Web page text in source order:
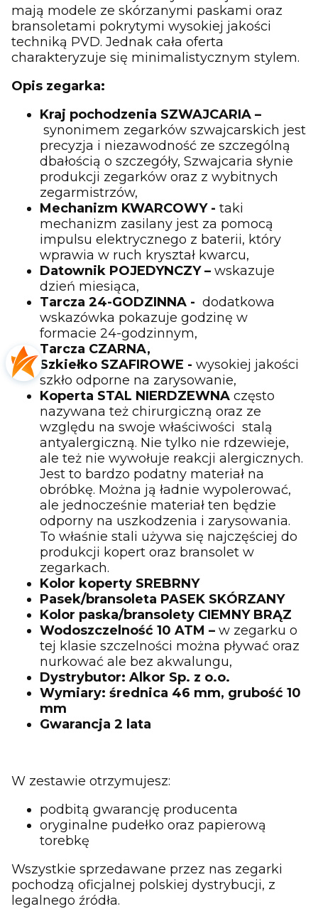
mają modele ze skórzanymi paskami oraz
bransoletami pokrytymi wysokiej jakości
techniką PVD. Jednak cała oferta
charakteryzuje się minimalistycznym stylem.
Opis zegarka:
Kraj pochodzenia SZWAJCARIA –
synonimem zegarków szwajcarskich jest
precyzja i niezawodność ze szczególną
dbałością o szczegóły, Szwajcaria słynie
produkcji zegarków oraz z wybitnych
zegarmistrzów,
Mechanizm KWARCOWY - taki
mechanizm zasilany jest za pomocą
impulsu elektrycznego z baterii, który
wprawia w ruch kryształ kwarcu,
Datownik POJEDYNCZY – wskazuje
dzień miesiąca,
Tarcza 24-GODZINNA - dodatkowa
wskazówka pokazuje godzinę w
formacie 24-godzinnym,
Tarcza CZARNA,
Szkiełko SZAFIROWE - wysokiej jakości
szkło odporne na zarysowanie,
Koperta STAL NIERDZEWNA często
nazywana też chirurgiczną oraz ze
względu na swoje właściwości stalą
antyalergiczną. Nie tylko nie rdzewieje,
ale też nie wywołuje reakcji alergicznych.
Jest to bardzo podatny materiał na
obróbkę. Można ją ładnie wypolerować,
ale jednocześnie materiał ten będzie
odporny na uszkodzenia i zarysowania.
To właśnie stali używa się najczęściej do
produkcji kopert oraz bransolet w
zegarkach.
Kolor koperty SREBRNY
Pasek/bransoleta PASEK SKÓRZANY
Kolor paska/bransolety CIEMNY BRĄZ
Wodoszczelność 10 ATM – w zegarku o
tej klasie szczelności można pływać oraz
nurkować ale bez akwalungu,
Dystrybutor: Alkor Sp. z o.o.
Wymiary: średnica 46 mm, grubość 10
mm
Gwarancja 2 lata
W zestawie otrzymujesz:
podbitą gwarancję producenta
oryginalne pudełko oraz papierową
torebkę
Wszystkie sprzedawane przez nas zegarki
pochodzą oficjalnej polskiej dystrybucji, z
legalnego źródła.